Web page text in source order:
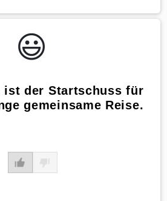
😃️
ist der Startschuss für
gemeinsame Reise.